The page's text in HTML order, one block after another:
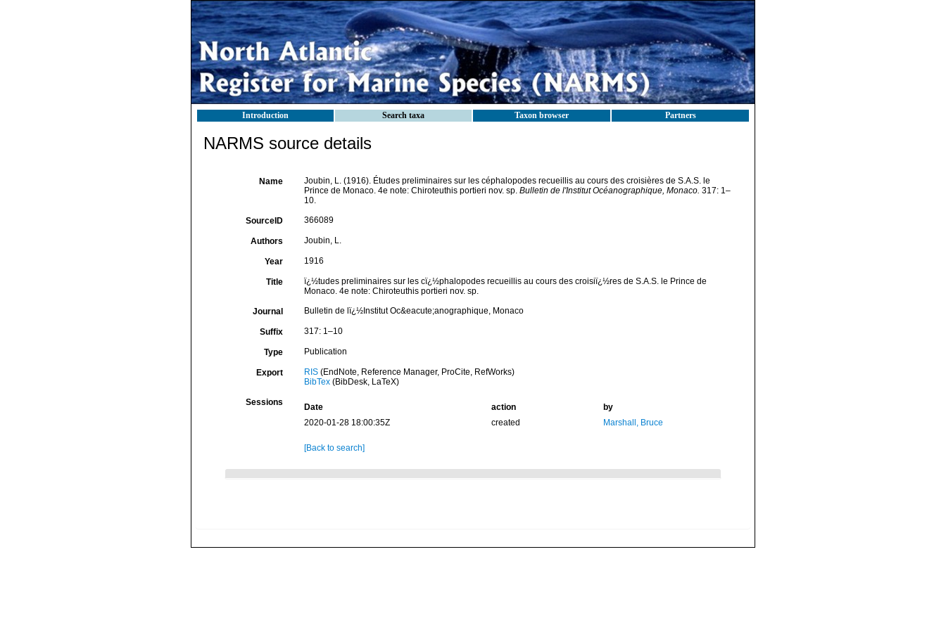
Introduction Search taxa Taxon browser Partners
NARMS source details
Name
Joubin, L. (1916). Études preliminaires sur les céphalopodes recueillis au cours des croisières de S.A.S. le
Prince de Monaco. 4e note: Chiroteuthis portieri nov. sp. Bulletin de l'Institut Océanographique, Monaco. 317: 1–
10.
SourceID 366089
Authors Joubin, L.
Year 1916
Title
ï¿½tudes preliminaires sur les cï¿½phalopodes recueillis au cours des croisiï¿½res de S.A.S. le Prince de
Monaco. 4e note: Chiroteuthis portieri nov. sp.
Journal Bulletin de lï¿½Institut Oc&eacute;anographique, Monaco
Suffix 317: 1–10
Type Publication
Export RIS(EndNote, Reference Manager, ProCite, RefWorks)
BibTex(BibDesk, LaTeX)
Sessions Date action
by
2020-01-28 18:00:35Z
created Marshall, Bruce
[Back to search]